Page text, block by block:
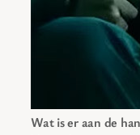
Wat is er aan de